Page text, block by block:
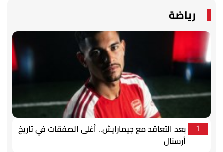
رياضة
1
بعد التعاقد مع جيمارايش.. أغلى الصفقات في تاريخ
أرسنال